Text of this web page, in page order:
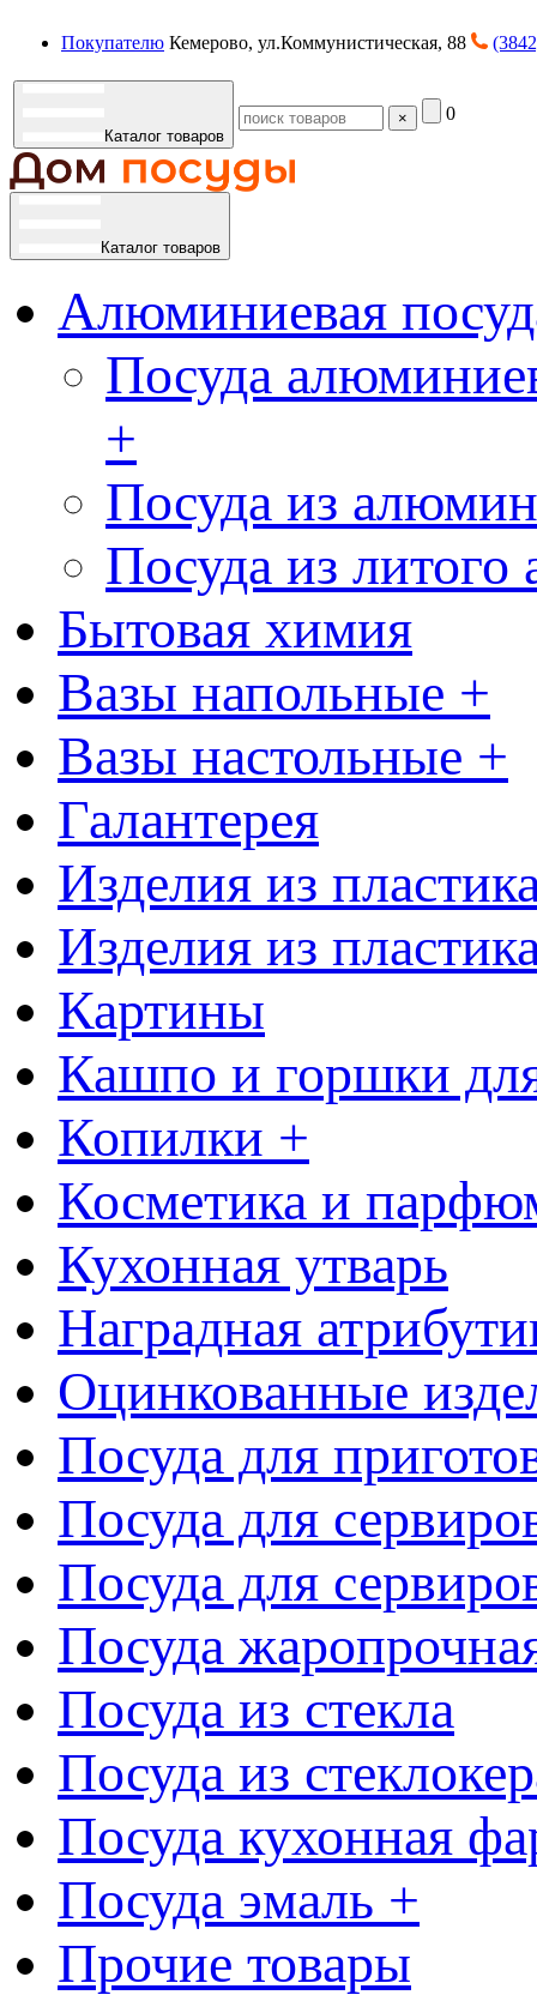
Покупателю Кемерово, ул.Коммунистическая, 88
Каталог товаров
× 0
Каталог товаров
Алюминиевая
Посуда
+
Посуда из
Посуда из
Бытовая химия
Вазы напольные +
Вазы настольные +
Галантерея
Изделия из
Изделия из
Картины
Кашпо и горшки
Копилки +
Косметика и
Кухонная утварь
Наградная
Оцинкованные
Посуда для
Посуда для
Посуда для
Посуда
Посуда из стекла
Посуда из
Посуда кухонная
Посуда эмаль +
Прочие товары